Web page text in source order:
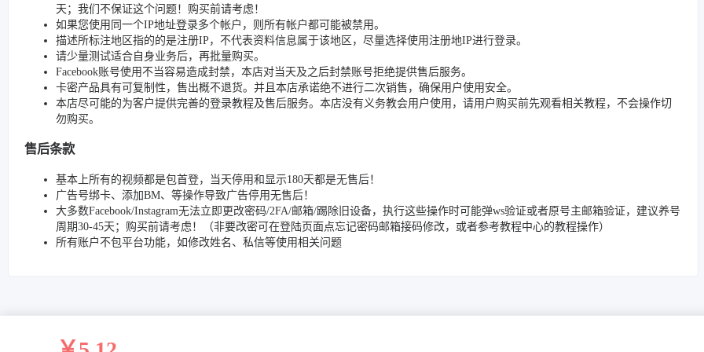
天；我们不保证这个问题！购买前请考虑！
如果您使用同一个IP地址登录多个帐户，则所有帐户都可能被禁用。
描述所标注地区指的的是注册IP，不代表资料信息属于该地区，尽量选择使用注册地IP进行登录。
请少量测试适合自身业务后，再批量购买。
Facebook账号使用不当容易造成封禁，本店对当天及之后封禁账号拒绝提供售后服务。
卡密产品具有可复制性，售出概不退货。并且本店承诺绝不进行二次销售，确保用户使用安全。
本店尽可能的为客户提供完善的登录教程及售后服务。本店没有义务教会用户使用，请用户购买前先观看相关教程，不会操作切
勿购买。
售后条款
基本上所有的视频都是包首登，当天停用和显示180天都是无售后！
广告号绑卡、添加BM、等操作导致广告停用无售后！
大多数Facebook/Instagram无法立即更改密码/2FA/邮箱/踢除旧设备，执行这些操作时可能弹ws验证或者原号主邮箱验证，建议养号
周期30-45天；购买前请考虑！（非要改密可在登陆页面点忘记密码邮箱接码修改，或者参考教程中心的教程操作）
所有账户不包平台功能，如修改姓名、私信等使用相关问题